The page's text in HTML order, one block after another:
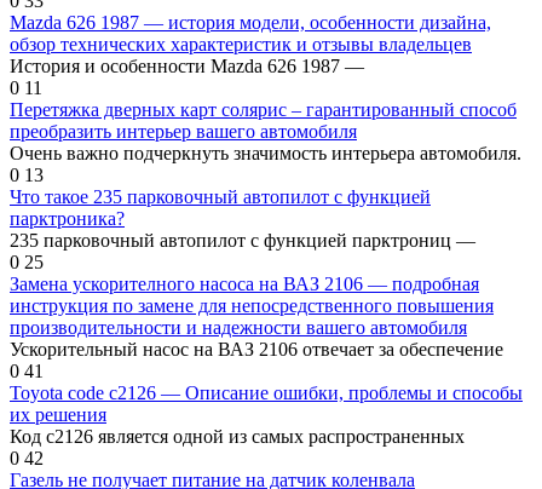
Mazda 626 1987 — история модели, особенности дизайна,
обзор технических характеристик и отзывы владельцев
История и особенности Mazda 626 1987 —
0 11
Перетяжка дверных карт солярис – гарантированный способ
преобразить интерьер вашего автомобиля
Очень важно подчеркнуть значимость интерьера автомобиля.
0 13
Что такое 235 парковочный автопилот с функцией
парктроника?
235 парковочный автопилот с функцией парктрониц —
0 25
Замена ускорителного насоса на ВАЗ 2106 — подробная
инструкция по замене для непосредственного повышения
производительности и надежности вашего автомобиля
Ускорительный насос на ВАЗ 2106 отвечает за обеспечение
0 41
Toyota code c2126 — Описание ошибки, проблемы и способы
их решения
Код c2126 является одной из самых распространенных
0 42
Газель не получает питание на датчик коленвала